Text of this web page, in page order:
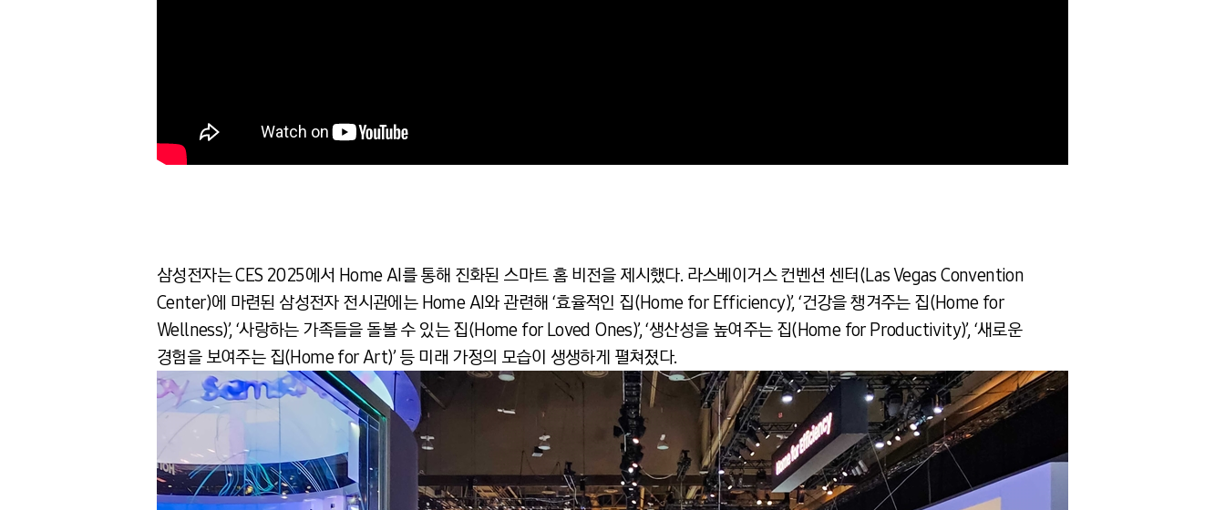
삼성전자는 CES 2025에서 Home AI를 통해 진화된 스마트 홈 비전을 제시했다. 라스베이거스 컨벤션 센터(Las Vegas Convention
Center)에 마련된 삼성전자 전시관에는 Home AI와 관련해 ‘효율적인 집(Home for Efficiency)’, ‘건강을 챙겨주는 집(Home for
Wellness)’, ‘사랑하는 가족들을 돌볼 수 있는 집(Home for Loved Ones)’, ‘생산성을 높여주는 집(Home for Productivity)’, ‘새로운
경험을 보여주는 집(Home for Art)’ 등 미래 가정의 모습이 생생하게 펼쳐졌다.